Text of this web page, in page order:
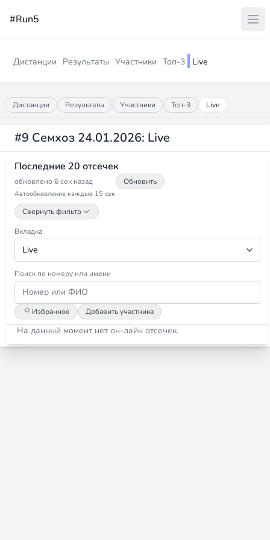
#Run5
Дистанции Результаты Участники Топ-3 Live
Дистанции Результаты Участники Топ-3 Live
#9 Семхоз 24.01.2026: Live
Последние 20 отсечек
обновлено 6 сек назад Обновить
Автообновление каждые 15 сек
Свернуть фильтр
Вкладка
Поиск по номеру или имени
Избранное Добавить участника
На данный момент нет он-лайн отсечек.